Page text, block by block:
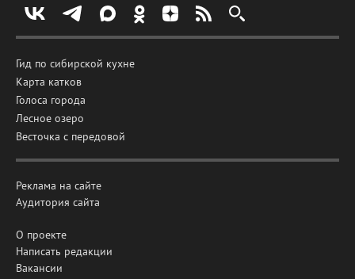
Гид по сибирской кухне
Карта катков
Голоса города
Лесное озеро
Весточка с передовой
Реклама на сайте
Аудитория сайта
О проекте
Написать редакции
Вакансии